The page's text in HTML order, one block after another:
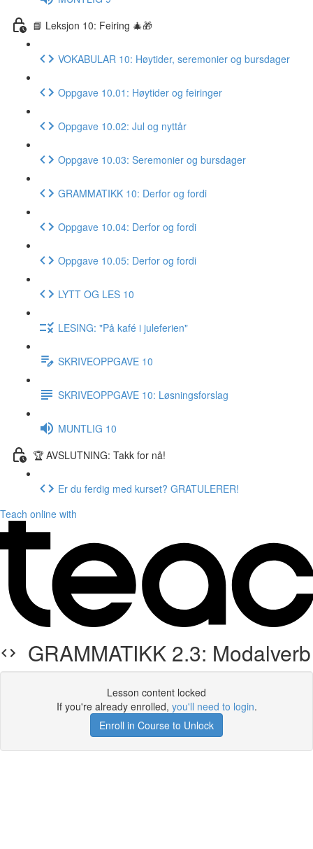
📘 Leksjon 10: Feiring 🎄🎁
VOKABULAR 10: Høytider, seremonier og bursdager
Oppgave 10.01: Høytider og feiringer
Oppgave 10.02: Jul og nyttår
Oppgave 10.03: Seremonier og bursdager
GRAMMATIKK 10: Derfor og fordi
Oppgave 10.04: Derfor og fordi
Oppgave 10.05: Derfor og fordi
LYTT OG LES 10
LESING: "På kafé i juleferien"
SKRIVEOPPGAVE 10
SKRIVEOPPGAVE 10: Løsningsforslag
MUNTLIG 10
🏆 AVSLUTNING: Takk for nå!
Er du ferdig med kurset? GRATULERER!
Teach online with
GRAMMATIKK 2.3: Modalverb
Lesson content locked
If you're already enrolled, you'll need to login.
Enroll in Course to Unlock